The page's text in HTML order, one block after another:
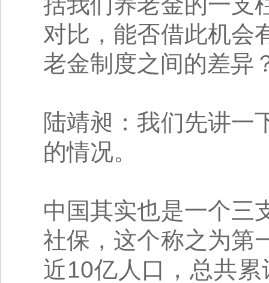
对比，能否借此机会
老金制度之间的差异
陆靖昶：我们先讲一
的情况。
中国其实也是一个三
社保，这个称之为第
近10亿人口，总共